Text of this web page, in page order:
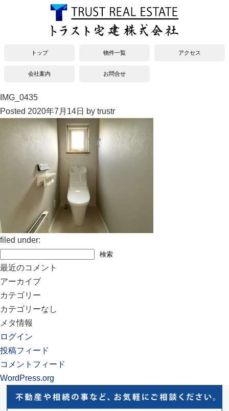
トップ 物件一覧 アクセス
会社案内 お問合せ
IMG_0435
Posted 2020年7月14日 by trustr
filed under:
索:
検索
最近のコメント
アーカイブ
カテゴリー
カテゴリーなし
メタ情報
ログイン
投稿フィード
コメントフィード
WordPress.org